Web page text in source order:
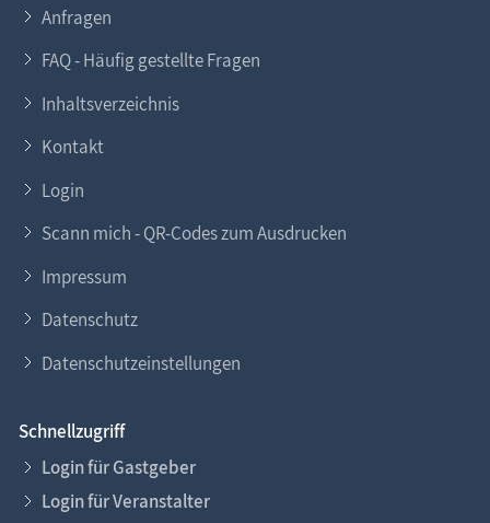
Anfragen
FAQ - Häufig gestellte Fragen
Inhaltsverzeichnis
Kontakt
Login
Scann mich - QR-Codes zum Ausdrucken
Impressum
Datenschutz
Datenschutzeinstellungen
Schnellzugriff
Login für Gastgeber
Login für Veranstalter